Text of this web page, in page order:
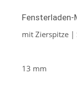
mit Zierspitze |
13 mm